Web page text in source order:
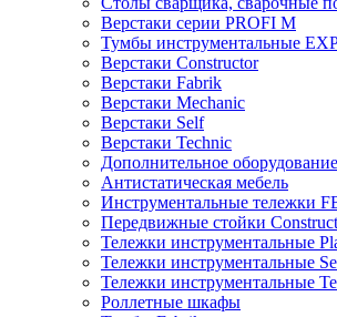
Верстаки серии PROFI M
Тумбы инструментальные
Верстаки Constructor
Верстаки Fabrik
Верстаки Mechanic
Верстаки Self
Верстаки Technic
Дополнительное
Антистатическая мебель
Инструментальные тележки
Передвижные стойки
Тележки инструментальные
Тележки инструментальные
Тележки инструментальные
Роллетные шкафы